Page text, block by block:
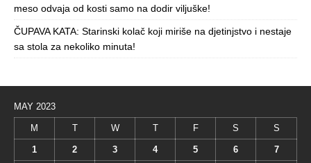
meso odvaja od kosti samo na dodir viljuške!
ČUPAVA KATA: Starinski kolač koji miriše na djetinjstvo i nestaje
sa stola za nekoliko minuta!
MAY 2023
M T W T F S S
1 2 3 4 5 6 7